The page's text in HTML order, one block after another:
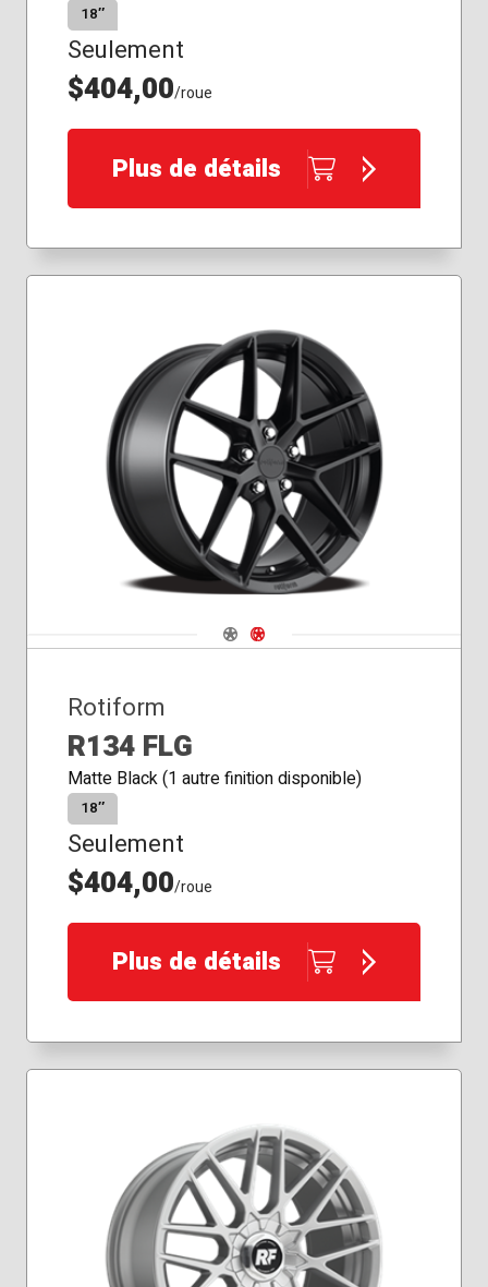
18″
Seulement
$404,00/roue
Plus de détails
Navigate 1
Navigate 2
Rotiform
R134 FLG
Matte Black (1 autre finition disponible)
18″
Seulement
$404,00/roue
Plus de détails